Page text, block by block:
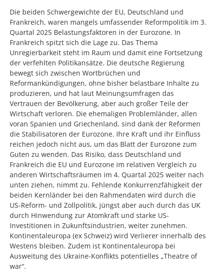
Die beiden Schwergewichte der EU, Deutschland und
Frankreich, waren mangels umfassender Reformpolitik im 3.
Quartal 2025 Belastungsfaktoren in der Eurozone. In
Frankreich spitzt sich die Lage zu. Das Thema
Unregierbarkeit steht im Raum und damit eine Fortsetzung
der verfehlten Politikansätze. Die deutsche Regierung
bewegt sich zwischen Wortbrüchen und
Reformankündigungen, ohne bisher belastbare Inhalte zu
produzieren, und hat laut Meinungsumfragen das
Vertrauen der Bevölkerung, aber auch großer Teile der
Wirtschaft verloren. Die ehemaligen Problemländer, allen
voran Spanien und Griechenland, sind dank der Reformen
die Stabilisatoren der Eurozone. Ihre Kraft und ihr Einfluss
reichen jedoch nicht aus, um das Blatt der Eurozone zum
Guten zu wenden. Das Risiko, dass Deutschland und
Frankreich die EU und Eurozone im relativen Vergleich zu
anderen Wirtschaftsräumen im 4. Quartal 2025 weiter nach
unten ziehen, nimmt zu. Fehlende Konkurrenzfähigkeit der
beiden Kernländer bei den Rahmendaten wird durch die
US-Reform- und Zollpolitik, jüngst aber auch durch das UK
durch Hinwendung zur Atomkraft und starke US-
Investitionen in Zukunftsindustrien, weiter zunehmen.
Kontinentaleuropa (ex Schweiz) wird Verlierer innerhalb des
Westens bleiben. Zudem ist Kontinentaleuropa bei
Ausweitung des Ukraine-Konflikts potentielles „Theatre of
war“.